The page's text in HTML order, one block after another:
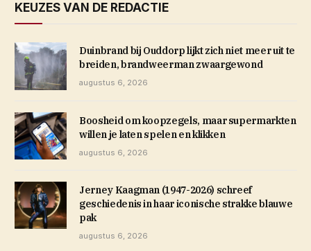
KEUZES VAN DE REDACTIE
Duinbrand bij Ouddorp lijkt zich niet meer uit te
breiden, brandweerman zwaargewond
augustus 6, 2026
Boosheid om koopzegels, maar supermarkten
willen je laten spelen en klikken
augustus 6, 2026
Jerney Kaagman (1947-2026) schreef
geschiedenis in haar iconische strakke blauwe
pak
augustus 6, 2026